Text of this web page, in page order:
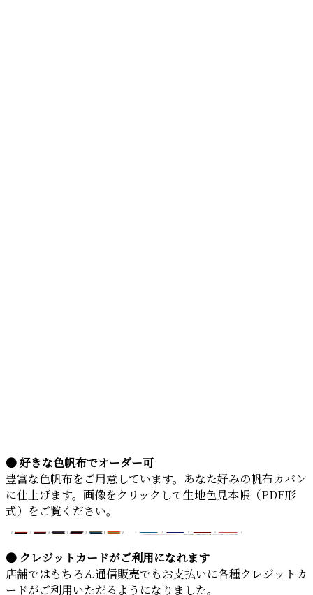
● 好きな色帆布でオーダー可
豊富な色帆布をご用意しています。あなた好みの帆布カバン
に仕上げます。画像をクリックして生地色見本帳（PDF形
式）をご覧ください。
● クレジットカードがご利用になれます
店舗ではもちろん通信販売でもお支払いに各種クレジットカ
ードがご利用いただるようになりました。